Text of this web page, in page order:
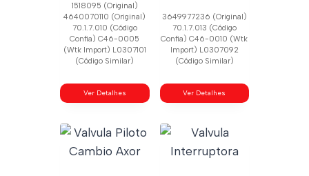
1518095 (Original)
4640070110 (Original)
70.1.7.010 (Código
Confia) C46-0005
(Wtk Import) L0307101
(Código Similar)
Ver Detalhes
3649977236 (Original)
70.1.7.013 (Código
Confia) C46-0010 (Wtk
Import) L0307092
(Código Similar)
Ver Detalhes